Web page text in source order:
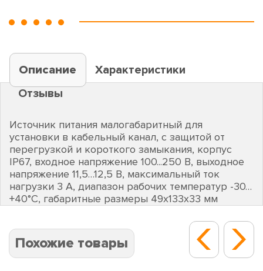
Описание
Характеристики
Отзывы
Источник питания малогабаритный для
установки в кабельный канал, с защитой от
перегрузкой и короткого замыкания, корпус
IP67, входное напряжение 100...250 В, выходное
напряжение 11,5…12,5 В, максимальный ток
нагрузки 3 А, диапазон рабочих температур -30…
+40°С, габаритные размеры 49х133х33 мм
Похожие товары